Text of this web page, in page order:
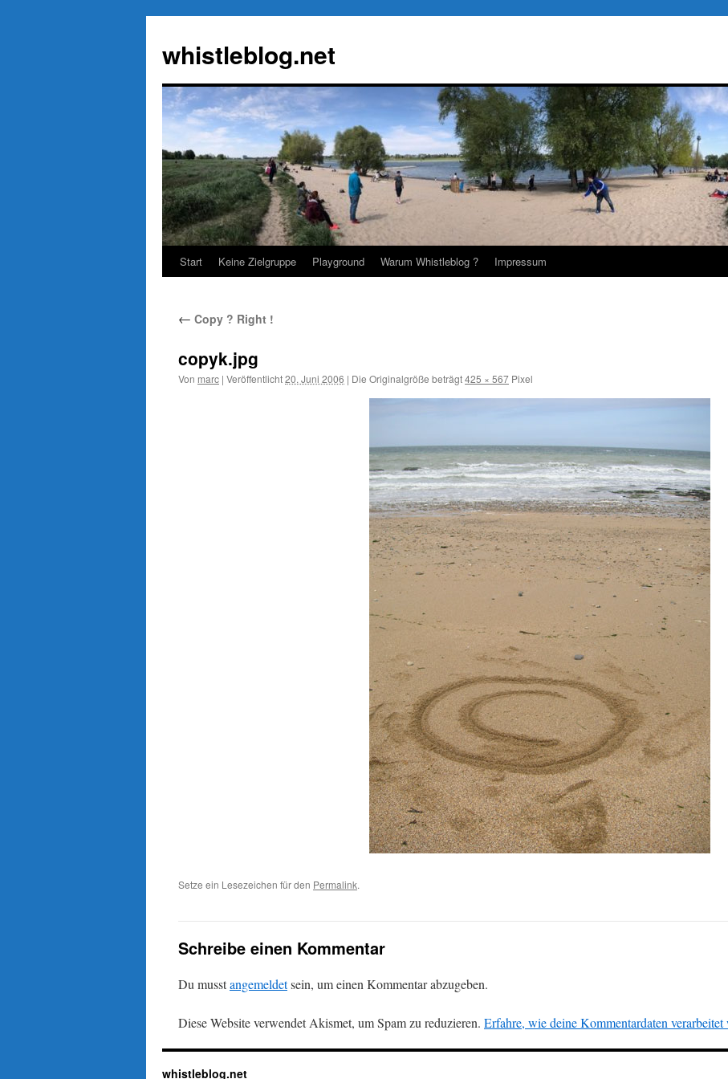
springen
whistleblog.net
Start Keine Zielgruppe Playground Warum Whistleblog ? Impressum
← Copy ? Right !
copyk.jpg
Von marc | Veröffentlicht20. Juni 2006 | Die Originalgröße beträgt425 × 567 Pixel
Setze ein Lesezeichen für den Permalink.
Schreibe einen Kommentar
Du musstangemeldetsein, um einen Kommentar abzugeben.
Diese Website verwendet Akismet, um Spam zu reduzieren. Erfahre, wie deine Kommentardaten verarbeitet
whistleblog.net